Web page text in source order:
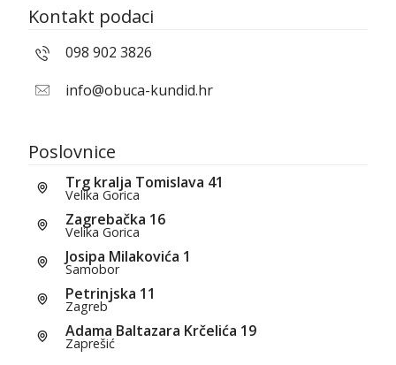
Kontakt podaci
098 902 3826
info@obuca-kundid.hr
Poslovnice
Trg kralja Tomislava 41
Velika Gorica
Zagrebačka 16
Velika Gorica
Josipa Milakovića 1
Samobor
Petrinjska 11
Zagreb
Adama Baltazara Krčelića 19
Zaprešić